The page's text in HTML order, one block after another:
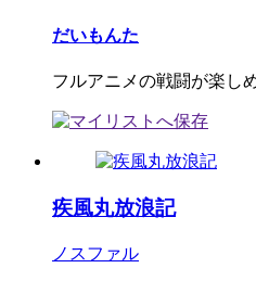
だいもんた
フルアニメの戦闘が楽し
疾風丸放浪記
ノスファル